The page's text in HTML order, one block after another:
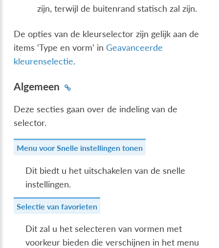
zijn, terwijl de buitenrand statisch zal zijn.
De opties van de kleurselector zijn gelijk aan de
items ‘Type en vorm’ inGeavanceerde
kleurenselectie.
Algemeen
Deze secties gaan over de indeling van de
selector.
Menu voor Snelle instellingen tonen
Dit biedt u het uitschakelen van de snelle
instellingen.
Selectie van favorieten
Dit zal u het selecteren van vormen met
voorkeur bieden die verschijnen in het menu